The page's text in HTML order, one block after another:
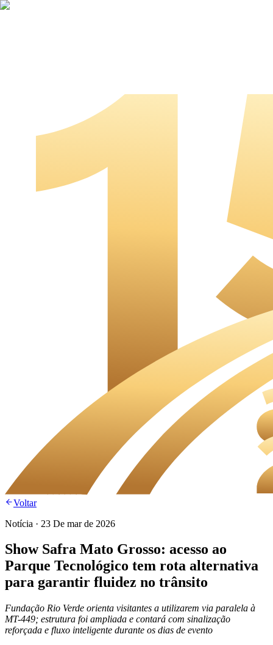
Voltar
Notícia · 23 De mar de 2026
Show Safra Mato Grosso: acesso ao
Parque Tecnológico tem rota alternativa
para garantir fluidez no trânsito
Fundação Rio Verde orienta visitantes a utilizarem via paralela à
MT-449; estrutura foi ampliada e contará com sinalização
reforçada e fluxo inteligente durante os dias de evento